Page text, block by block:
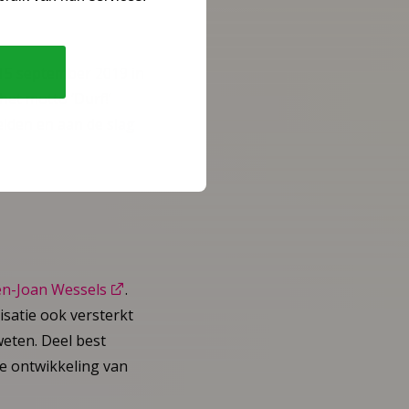
september 2019 in
motto ‘Durf!’
en aan de slag
Joan Wessels
.
ook versterkt
Deel best
ontwikkeling van